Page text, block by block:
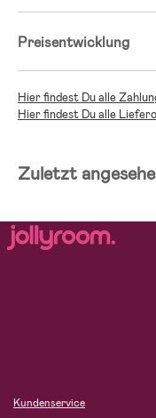
Preisentwicklung
Hier findest Du alle
Hier findest Du alle
Zuletzt
Kundenservice